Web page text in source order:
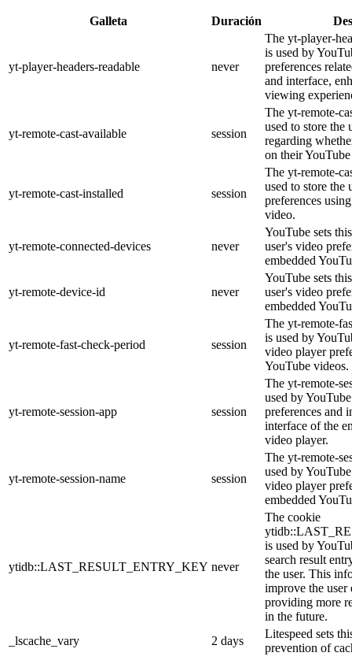
Galleta Duración
yt-player-headers-readable never
The yt-player-
is used by
preferences
and interface,
viewing
yt-remote-cast-available session
The yt-remote-
used to store the
regarding
on their
yt-remote-cast-installed session
The yt-remote-
used to store the
preferences
video.
yt-remote-connected-devices never
YouTube sets
user's video
embedded
yt-remote-device-id never
YouTube sets
user's video
embedded
yt-remote-fast-check-period session
The yt-remote-
is used by
video player
YouTube videos.
yt-remote-session-app session
The yt-remote-
used by
preferences and
interface of the
video player.
yt-remote-session-name session
The yt-remote-
used by
video player
embedded
ytidb::LAST_RESULT_ENTRY_KEY never
The cookie
is used by
search result
the user. This
improve the user
providing more
in the future.
_lscache_vary
2 days
Litespeed sets
prevention of